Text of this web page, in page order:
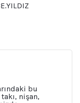
bu
nişan,